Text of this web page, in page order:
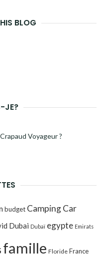
BLOG
JE?
Voyageur ?
budget Camping Car
Dubai Dubaï egypte Emirats
famille Floride France